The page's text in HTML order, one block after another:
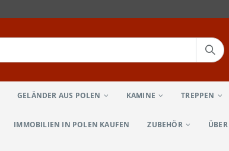
GELÄNDER AUS POLEN KAMINE TREPPEN
IMMOBILIEN IN POLEN KAUFEN ZUBEHÖR